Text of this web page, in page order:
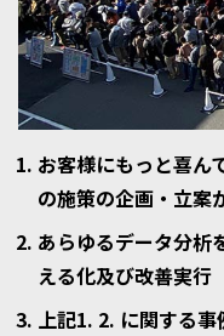
お客様にもっと喜ん
の施策の企画・立案
あらゆるデータ分析
える化及び改善実行
上記1. 2. に関する